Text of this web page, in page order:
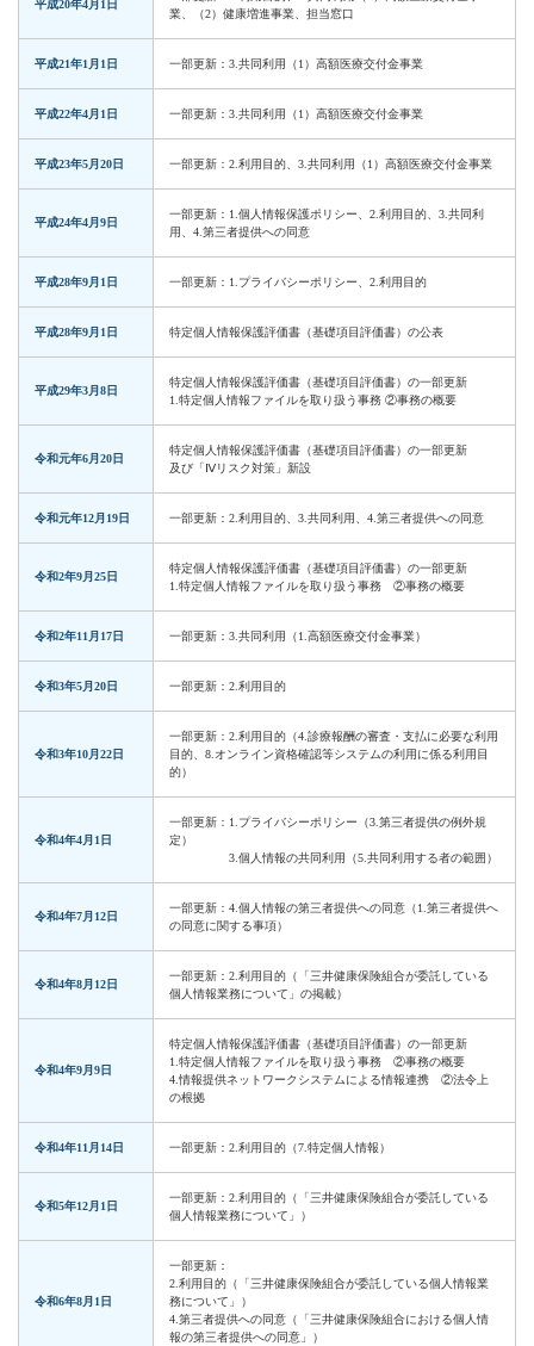
平成20年4月1日
業、（2）健康増進事業、担当窓口
平成21年1月1日 一部更新：3.共同利用（1）高額医療交付金事業
平成22年4月1日 一部更新：3.共同利用（1）高額医療交付金事業
平成23年5月20日 一部更新：2.利用目的、3.共同利用（1）高額医療交付金事業
平成24年4月9日
一部更新：1.個人情報保護ポリシー、2.利用目的、3.共同利
用、4.第三者提供への同意
平成28年9月1日 一部更新：1.プライバシーポリシー、2.利用目的
平成28年9月1日 特定個人情報保護評価書（基礎項目評価書）の公表
平成29年3月8日
特定個人情報保護評価書（基礎項目評価書）の一部更新
1.特定個人情報ファイルを取り扱う事務 ②事務の概要
令和元年6月20日
特定個人情報保護評価書（基礎項目評価書）の一部更新
及び「Ⅳリスク対策」新設
令和元年12月19日 一部更新：2.利用目的、3.共同利用、4.第三者提供への同意
令和2年9月25日
特定個人情報保護評価書（基礎項目評価書）の一部更新
1.特定個人情報ファイルを取り扱う事務 ②事務の概要
令和2年11月17日 一部更新：3.共同利用（1.高額医療交付金事業）
令和3年5月20日 一部更新：2.利用目的
令和3年10月22日
一部更新：2.利用目的（4.診療報酬の審査・支払に必要な利用
目的、8.オンライン資格確認等システムの利用に係る利用目
的）
令和4年4月1日
一部更新：1.プライバシーポリシー（3.第三者提供の例外規
定）
3.個人情報の共同利用（5.共同利用する者の範囲）
令和4年7月12日
一部更新：4.個人情報の第三者提供への同意（1.第三者提供へ
の同意に関する事項）
令和4年8月12日
一部更新：2.利用目的（「三井健康保険組合が委託している
個人情報業務について」の掲載）
令和4年9月9日
特定個人情報保護評価書（基礎項目評価書）の一部更新
1.特定個人情報ファイルを取り扱う事務 ②事務の概要
4.情報提供ネットワークシステムによる情報連携 ②法令上
の根拠
令和4年11月14日 一部更新：2.利用目的（7.特定個人情報）
令和5年12月1日
一部更新：2.利用目的（「三井健康保険組合が委託している
個人情報業務について」）
令和6年8月1日
一部更新：
2.利用目的（「三井健康保険組合が委託している個人情報業
務について」）
4.第三者提供への同意（「三井健康保険組合における個人情
報の第三者提供への同意」）